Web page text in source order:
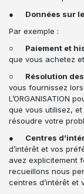
● Données sur
Par exemple :
○ Paiement et
que vous achetez
○ Résolution
vous fournissez
L’ORGANISATION
que vous utilisez,
résoudre votre
● Centres
d’intérêt et vos
avez explicitement
recueillons nous
centres d’intérêt et